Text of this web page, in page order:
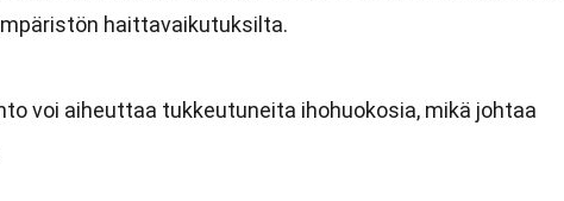
haittavaikutuksilta.
voi aiheuttaa tukkeutuneita ihohuokosia, mikä johtaa